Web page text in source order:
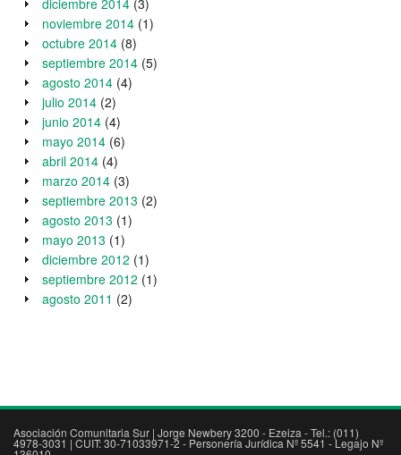
diciembre 2014 (3)
noviembre 2014 (1)
octubre 2014 (8)
septiembre 2014 (5)
agosto 2014 (4)
julio 2014 (2)
junio 2014 (4)
mayo 2014 (6)
abril 2014 (4)
marzo 2014 (3)
septiembre 2013 (2)
agosto 2013 (1)
mayo 2013 (1)
diciembre 2012 (1)
septiembre 2012 (1)
agosto 2011 (2)
Asociación Comunitaria Sur | Jorge Newbery 3200 - Ezeiza - Tel.: (011)
4978-3031 | CUIT: 30-71033971-2 - Personería Jurídica Nº 5541 - Legajo Nº